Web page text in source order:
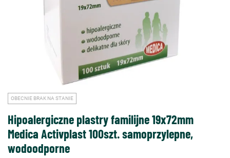
OBECNIE BRAK NA STANIE
Hipoalergiczne plastry familijne 19x72mm
Medica Activplast 100szt. samoprzylepne,
wodoodporne